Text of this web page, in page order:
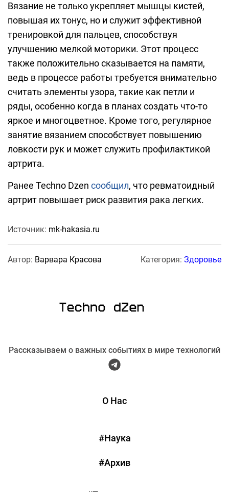
Вязание не только укрепляет мышцы кистей,
повышая их тонус, но и служит эффективной
тренировкой для пальцев, способствуя
улучшению мелкой моторики. Этот процесс
также положительно сказывается на памяти,
ведь в процессе работы требуется внимательно
считать элементы узора, такие как петли и
ряды, особенно когда в планах создать что-то
яркое и многоцветное. Кроме того, регулярное
занятие вязанием способствует повышению
ловкости рук и может служить профилактикой
артрита.
Ранее Techno Dzen сообщил, что ревматоидный
артрит повышает риск развития рака легких.
Источник: mk-hakasia.ru
Автор: Варвара Красова Категория: Здоровье
Рассказываем о важных событиях в мире технологий
О Нас
#Наука
#Архив